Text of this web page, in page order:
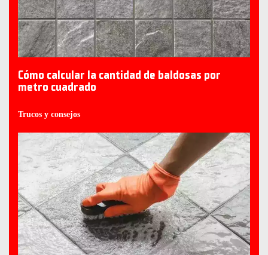
Cómo calcular la cantidad de baldosas por
metro cuadrado
Trucos y consejos